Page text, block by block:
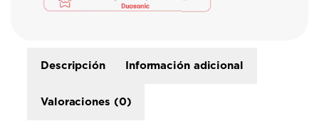
Descripción Información adicional
Valoraciones (0)